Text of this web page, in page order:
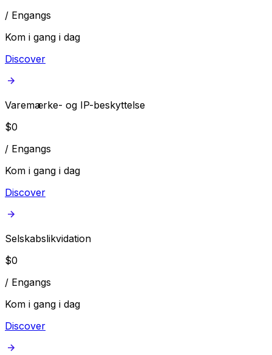
/ Engangs
Kom i gang i dag
Discover
Varemærke- og IP-beskyttelse
$0
/ Engangs
Kom i gang i dag
Discover
Selskabslikvidation
$0
/ Engangs
Kom i gang i dag
Discover